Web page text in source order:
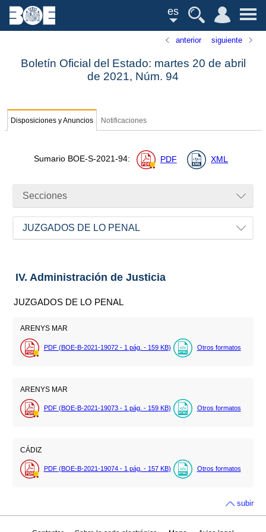
es
anterior siguiente
Boletín Oficial del Estado: martes 20 de abril
de 2021, Núm. 94
Disposiciones y Anuncios Notificaciones
Sumario BOE-S-2021-94: PDF XML
Secciones
JUZGADOS DE LO PENAL
IV. Administración de Justicia
JUZGADOS DE LO PENAL
ARENYS MAR
PDF (BOE-B-2021-19072 - 1 pág. - 159 KB) Otros formatos
ARENYS MAR
PDF (BOE-B-2021-19073 - 1 pág. - 159 KB) Otros formatos
CÁDIZ
PDF (BOE-B-2021-19074 - 1 pág. - 157 KB) Otros formatos
subir